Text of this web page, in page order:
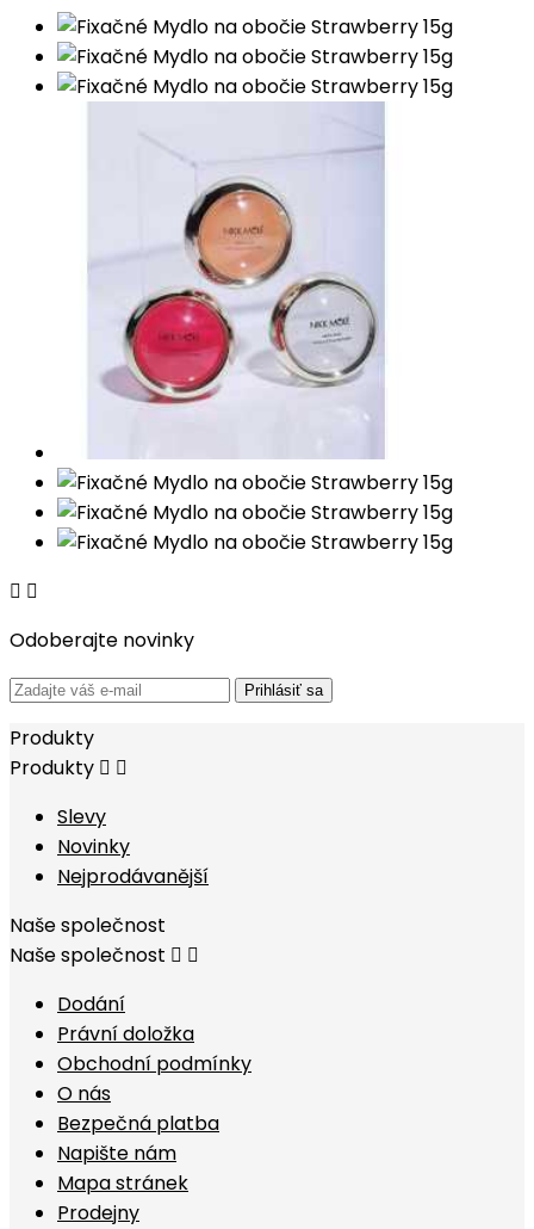
 
Odoberajte novinky
Prihlásiť sa
Produkty
Produkty  
Slevy
Novinky
Nejprodávanější
Naše společnost
Naše společnost  
Dodání
Právní doložka
Obchodní podmínky
O nás
Bezpečná platba
Napište nám
Mapa stránek
Prodejny